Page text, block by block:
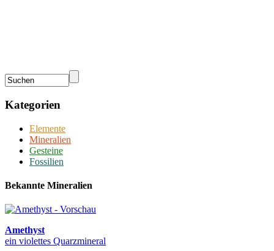
Kategorien
Elemente
Mineralien
Gesteine
Fossilien
Bekannte Mineralien
Amethyst
ein violettes Quarzmineral